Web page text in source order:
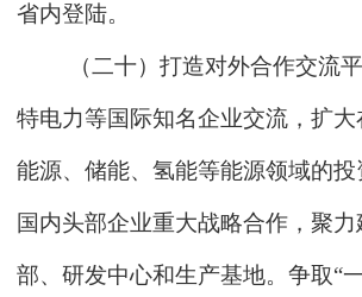
省内登陆。
（二十）打造对外合作交流
特电力等国际知名企业交流，扩
能源、储能、氢能等能源领域的
国内头部企业重大战略合作，聚
部、研发中心和生产基地。争取“